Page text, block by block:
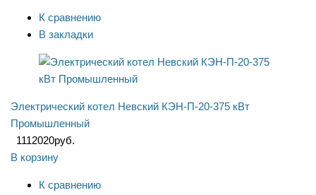
К сравнению
В закладки
Электрический котел Невский КЭН-П-20-375 кВт
Промышленный
1112020руб.
В корзину
К сравнению